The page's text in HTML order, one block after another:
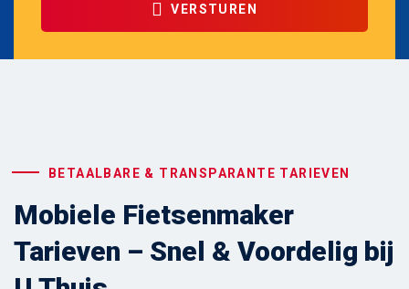
VERSTUREN
BETAALBARE & TRANSPARANTE TARIEVEN
Mobiele Fietsenmaker
Tarieven – Snel & Voordelig bij